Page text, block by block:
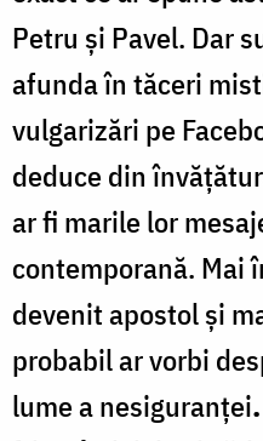
Petru și Pavel. Dar
afunda în tăceri
vulgarizări pe
deduce din
ar fi marile lor
contemporană. Mai
devenit apostol și
probabil ar vorbi
lume a nesiguranței.